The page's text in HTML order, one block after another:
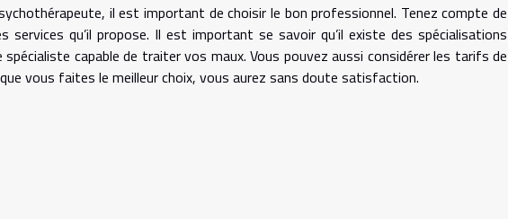
il est important de choisir le bon professionnel. Tenez compte de
services qu’il propose. Il est important se savoir qu’il existe des spécialisations
capable de traiter vos maux. Vous pouvez aussi considérer les tarifs de
vous faites le meilleur choix, vous aurez sans doute satisfaction.